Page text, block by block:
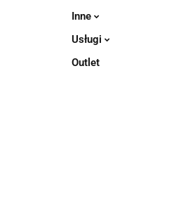
Inne
Usługi
Outlet